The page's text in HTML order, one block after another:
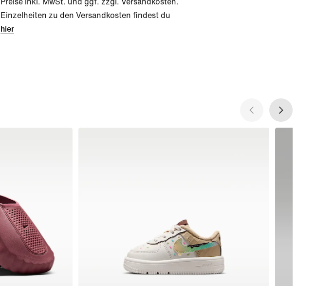
Einzelheiten zu den Versandkosten findest du
hier